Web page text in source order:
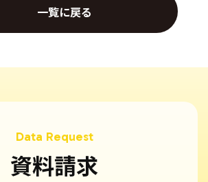
一覧に戻る
資料請求